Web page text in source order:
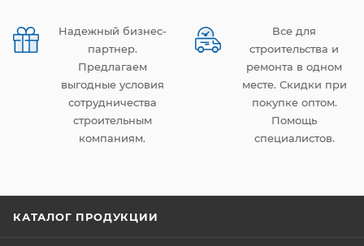
Надежный бизнес-
партнер.
Предлагаем
выгодные условия
сотрудничества
строительным
компаниям.
Все для
строительства и
ремонта в одном
месте. Скидки при
покупке оптом.
Помощь
специалистов.
КАТАЛОГ ПРОДУКЦИИ